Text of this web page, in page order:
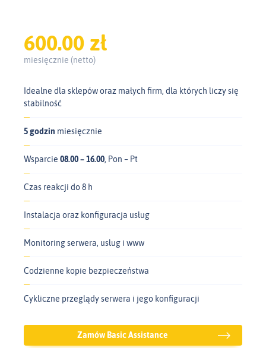
600.00 zł
miesięcznie (netto)
Idealne dla sklepów oraz małych firm, dla których liczy się
stabilność
5 godzin miesięcznie
Wsparcie 08.00 – 16.00, Pon – Pt
Czas reakcji do 8 h
Instalacja oraz konfiguracja usług
Monitoring serwera, usług i www
Codzienne kopie bezpieczeństwa
Cykliczne przeglądy serwera i jego konfiguracji
Zamów Basic Assistance